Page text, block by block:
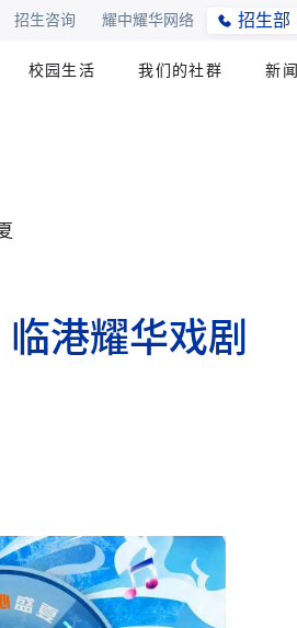
招生咨询 耀中耀华网络 招生部
校园生活 我们的社群 新闻
港耀华戏剧